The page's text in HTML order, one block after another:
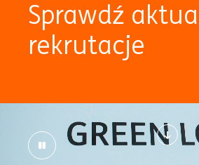
Sprawdź
rekrutacje